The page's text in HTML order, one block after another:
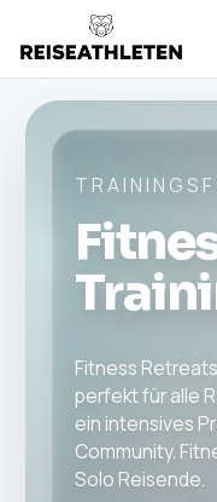
Fitness
perfekt für alle
ein intensives
Community.
Solo Reisende.